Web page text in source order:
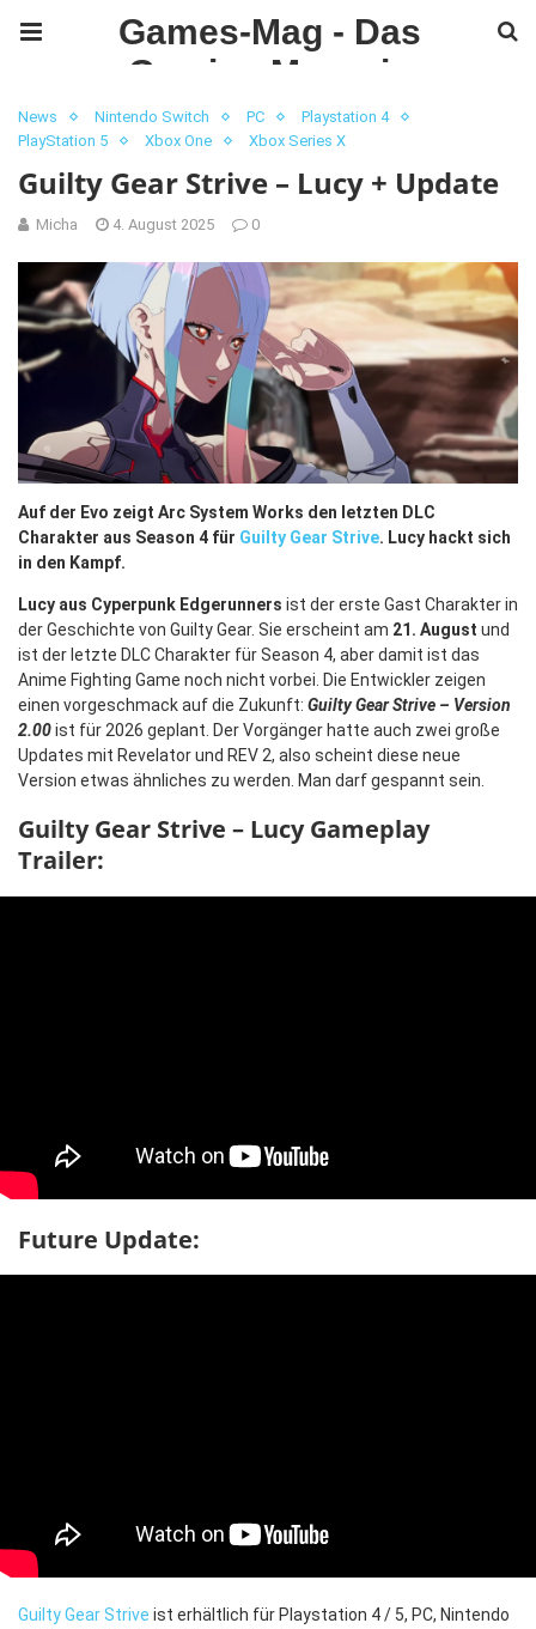
Games-Mag - Das
Gaming Magazin
News Nintendo Switch PC
Playstation 4
PlayStation 5
Xbox One Xbox Series X
Guilty Gear Strive – Lucy + Update
Micha 4. August 2025 0
Auf der Evo zeigt Arc System Works den letzten DLC
Charakter aus Season 4 für Guilty Gear Strive. Lucy hackt sich
in den Kampf.
Lucy aus Cyperpunk Edgerunners ist der erste Gast Charakter in
der Geschichte von Guilty Gear. Sie erscheint am 21. August und
ist der letzte DLC Charakter für Season 4, aber damit ist das
Anime Fighting Game noch nicht vorbei. Die Entwickler zeigen
einen vorgeschmack auf die Zukunft: Guilty Gear Strive – Version
2.00ist für 2026 geplant. Der Vorgänger hatte auch zwei große
Updates mit Revelator und REV 2, also scheint diese neue
Version etwas ähnliches zu werden. Man darf gespannt sein.
Guilty Gear Strive – Lucy Gameplay
Trailer:
Future Update:
Guilty Gear Strive ist erhältlich für Playstation 4 / 5, PC, Nintendo